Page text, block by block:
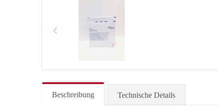
Beschreibung Technische Details